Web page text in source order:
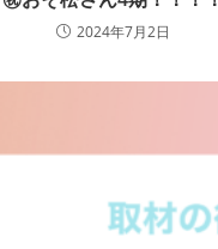
2024年7月2日